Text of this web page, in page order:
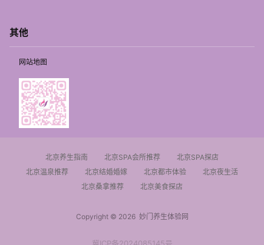
其他
网站地图
北京养生指南 北京SPA会所推荐
北京SPA探店
北京温泉推荐
北京结婚婚嫁 北京都市体验
北京夜生活
北京桑拿推荐
北京美食探店
Copyright © 2026妙门养生体验网